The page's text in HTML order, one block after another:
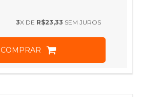
3X DE R$23,33 SEM JUROS
COMPRAR